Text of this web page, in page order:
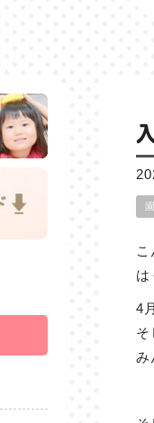
こ
は
4
そ
み